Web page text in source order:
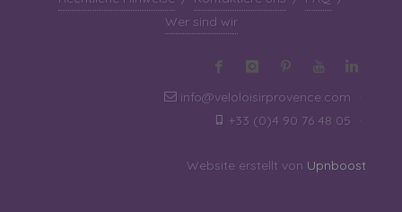
Wer sind wir
info@veloloisirprovence.com
·
+33 (0)4 90 76 48 05
·
Website erstellt von Upnboost